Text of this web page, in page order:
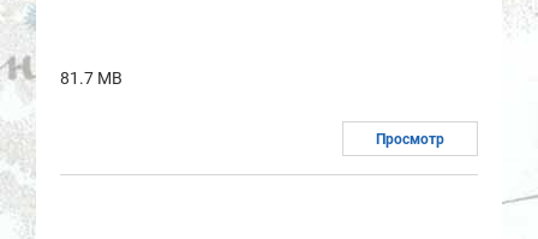
81.7 MB
Просмотр